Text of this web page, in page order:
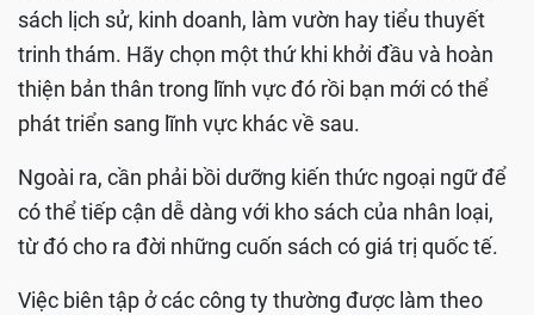
sách lịch sử, kinh doanh, làm vườn hay tiểu thuyết
trinh thám. Hãy chọn một thứ khi khởi đầu và hoàn
thiện bản thân trong lĩnh vực đó rồi bạn mới có thể
phát triển sang lĩnh vực khác về sau.
Ngoài ra, cần phải bồi dưỡng kiến thức ngoại ngữ để
có thể tiếp cận dễ dàng với kho sách của nhân loại,
từ đó cho ra đời những cuốn sách có giá trị quốc tế.
Việc biên tập ở các công ty thường được làm theo